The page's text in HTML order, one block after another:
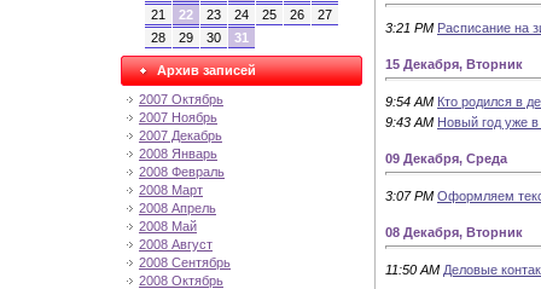
21
22 23 24 25 26
27
28
29 30 31
Архив записей
2007 Октябрь
2007 Ноябрь
2007 Декабрь
2008 Январь
2008 Февраль
2008 Март
2008 Апрель
2008 Май
2008 Август
2008 Сентябрь
2008 Октябрь
3:21 PM Расписание на
15 Декабря, Вторник
9:54 AM Кто родился в
9:43 AM Новый год уже в
09 Декабря, Среда
3:07 PM Оформляем
08 Декабря, Вторник
11:50 AM Деловые